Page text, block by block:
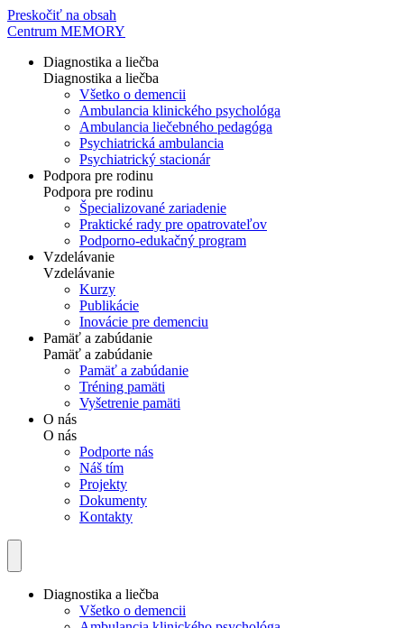
Preskočiť na obsah
Centrum MEMORY
Diagnostika a liečba
Diagnostika a liečba
Všetko o demencii
Ambulancia klinického psychológa
Ambulancia liečebného pedagóga
Psychiatrická ambulancia
Psychiatrický stacionár
Podpora pre rodinu
Podpora pre rodinu
Špecializované zariadenie
Praktické rady pre opatrovateľov
Podporno-edukačný program
Vzdelávanie
Vzdelávanie
Kurzy
Publikácie
Inovácie pre demenciu
Pamäť a zabúdanie
Pamäť a zabúdanie
Pamäť a zabúdanie
Tréning pamäti
Vyšetrenie pamäti
O nás
O nás
Podporte nás
Náš tím
Projekty
Dokumenty
Kontakty
Diagnostika a liečba
Všetko o demencii